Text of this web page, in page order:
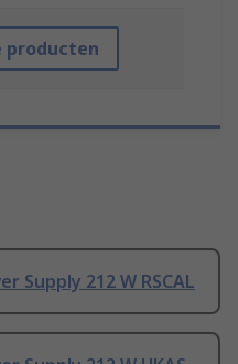
producten
Supply 212 W RSCAL